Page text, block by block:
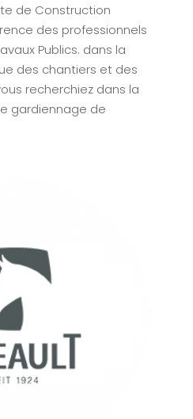
de Construction
des professionnels
Publics. dans la
des chantiers et des
recherchiez dans la
gardiennage de